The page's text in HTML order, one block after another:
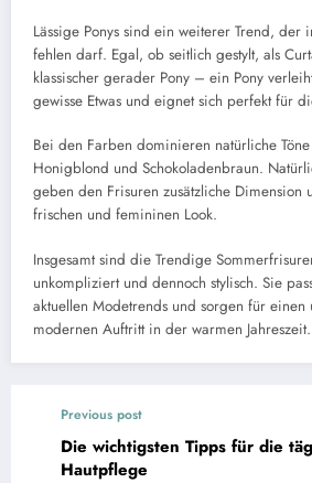
Lässige Ponys sind ein weiterer Trend, der
fehlen darf. Egal, ob seitlich gestylt, als
klassischer gerader Pony – ein Pony
gewisse Etwas und eignet sich perfekt für
Bei den Farben dominieren natürliche
Honigblond und Schokoladenbraun.
geben den Frisuren zusätzliche Dimension
frischen und femininen Look.
Insgesamt sind die Trendige
unkompliziert und dennoch stylisch. Sie
aktuellen Modetrends und sorgen für einen
modernen Auftritt in der warmen Jahreszeit.
Previous post
Die wichtigsten Tipps für die
Hautpflege